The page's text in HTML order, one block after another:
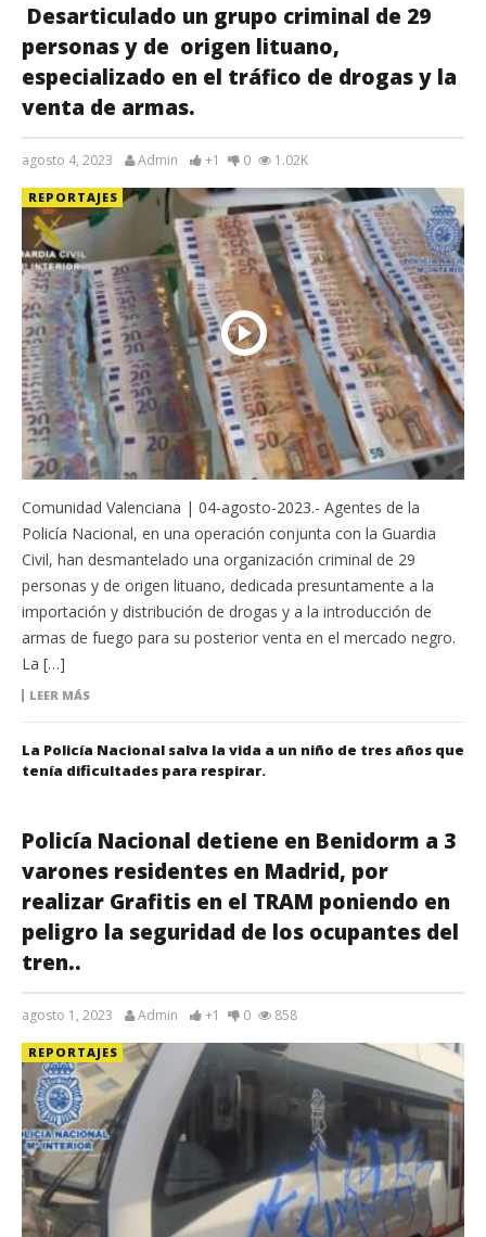
Desarticulado un grupo criminal de 29
personas y de origen lituano,
especializado en el tráfico de drogas y la
venta de armas.
agosto 4, 2023 Admin +1 0 1.02K
REPORTAJES
Comunidad Valenciana | 04-agosto-2023.- Agentes de la
Policía Nacional, en una operación conjunta con la Guardia
Civil, han desmantelado una organización criminal de 29
personas y de origen lituano, dedicada presuntamente a la
importación y distribución de drogas y a la introducción de
armas de fuego para su posterior venta en el mercado negro.
La […]
LEER MÁS
La Policía Nacional salva la vida a un niño de tres años que
tenía dificultades para respirar.
Policía Nacional detiene en Benidorm a 3
varones residentes en Madrid, por
realizar Grafitis en el TRAM poniendo en
peligro la seguridad de los ocupantes del
tren..
agosto 1, 2023 Admin +1 0 858
REPORTAJES